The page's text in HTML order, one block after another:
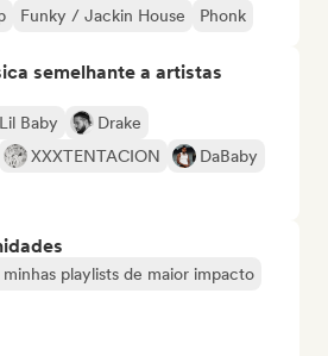
Funky / Jackin House Phonk
semelhante a artistas
Lil Baby
Drake
XXXTENTACION
DaBaby
playlists de maior impacto